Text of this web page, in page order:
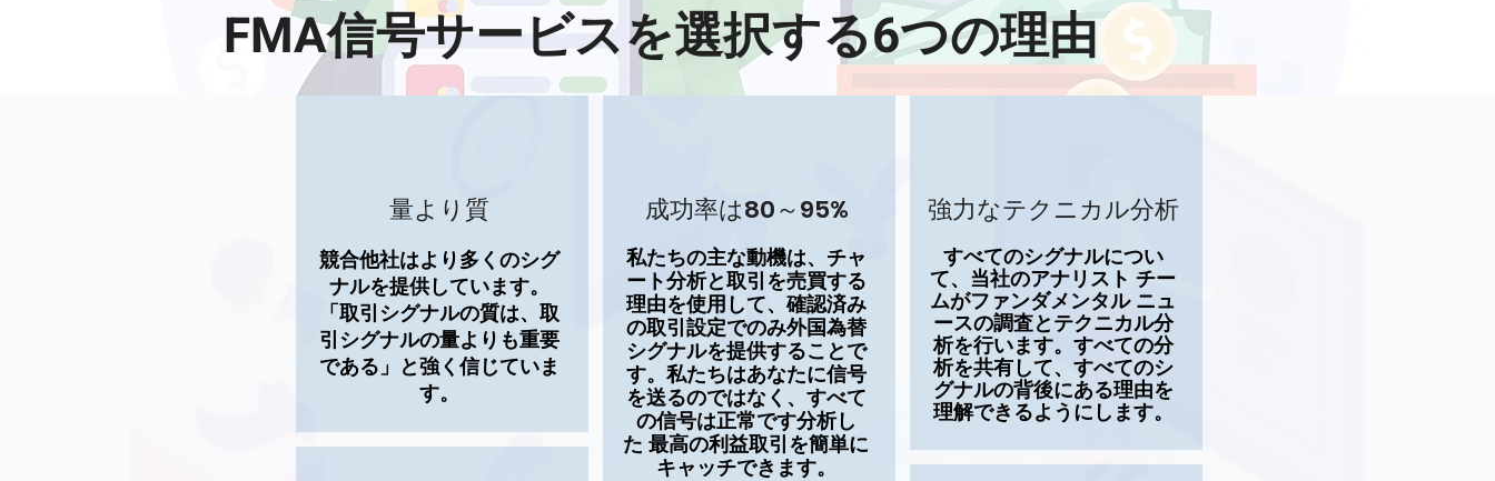
FMA信号サービスを選択する6つの理由
量より質
競合他社はより多くのシグ
ナルを提供しています。
「取引シグナルの質は、取
引シグナルの量よりも重要
である」と強く信じていま
す。
成功率は80～95%
私たちの主な動機は、チャ
ート分析と取引を売買する
理由を使用して、確認済み
の取引設定でのみ外国為替
シグナルを提供することで
す。私たちはあなたに信号
を送るのではなく、すべて
の信号は正常です分析し
た 最高の利益取引を簡単に
キャッチできます。
強力なテクニカル分析
すべてのシグナルについ
て、当社のアナリスト チー
ムがファンダメンタル ニュ
ースの調査とテクニカル分
析を行います。すべての分
析を共有して、すべてのシ
グナルの背後にある理由を
理解できるようにします。